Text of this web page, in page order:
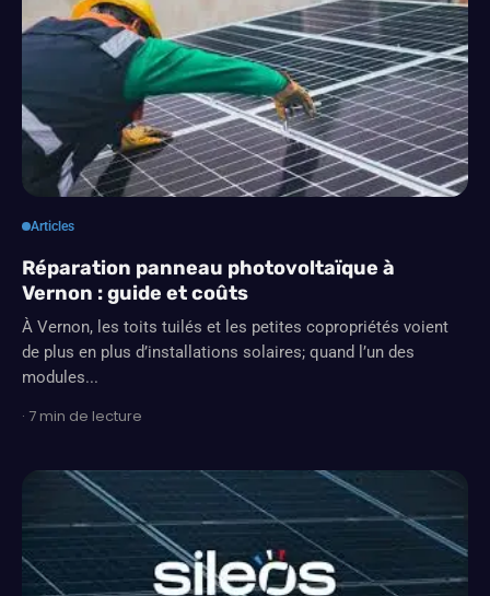
Articles
Réparation panneau photovoltaïque à
Vernon : guide et coûts
À Vernon, les toits tuilés et les petites copropriétés voient
de plus en plus d’installations solaires; quand l’un des
modules...
· 7 min de lecture